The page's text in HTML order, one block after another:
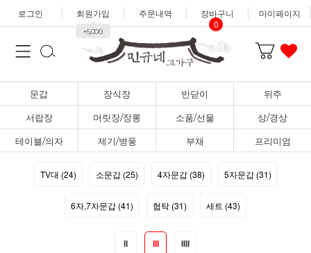
로그인 회원가입
+5,000
주문내역
장바구니
0
마이페이지
문갑 장식장 반닫이 뒤주
서랍장 머릿장/장롱 소품/선물 상/경상
테이블/의자 제기/병풍 부채 프리미엄
TV대 (24) 소문갑 (25) 4자문갑 (38) 5자문갑 (31)
6자,7자문갑 (41) 협탁 (31) 세트 (43)
II III IIII